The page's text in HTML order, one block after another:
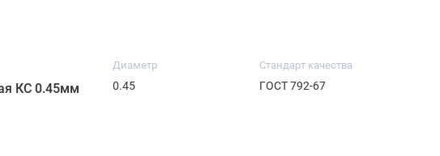
КС 0.45мм
Диаметр
0.45
Стандарт качества
ГОСТ 792-67